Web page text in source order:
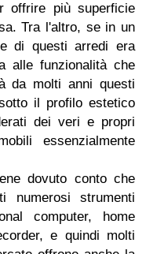
offrire più superficie
Tra l'altro, se in un
di questi arredi era
alle funzionalità che
da molti anni questi
il profilo estetico
dei veri e propri
essenzialmente
dovuto conto che
numerosi strumenti
computer, home
e quindi molti